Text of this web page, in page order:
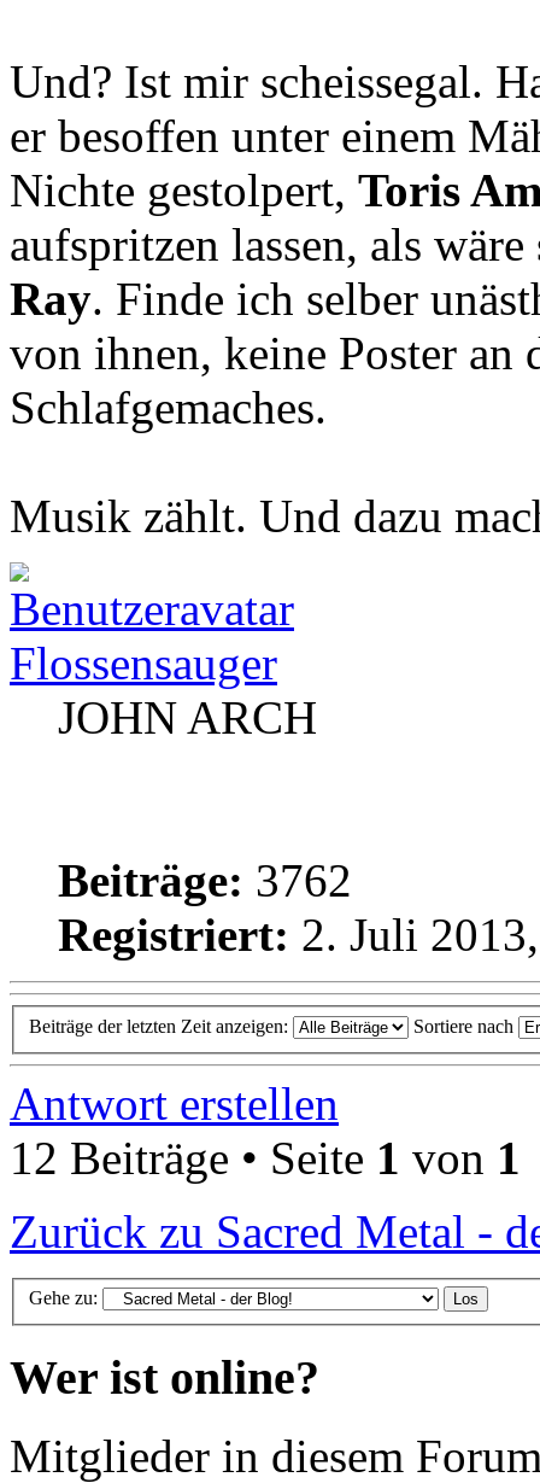
Und? Ist mir scheissegal.
er besoffen unter einem
Nichte gestolpert, Toris
aufspritzen lassen, als
Ray. Finde ich selber
von ihnen, keine Poster an
Schlafgemaches.
Musik zählt. Und dazu
Flossensauger
JOHN ARCH
Beiträge: 3762
Registriert: 2. Juli
Beiträge der letzten Zeit anzeigen: Sortiere nach
Antwort erstellen
12 Beiträge • Seite 1 von 1
Zurück zu Sacred Metal -
Gehe zu:
Wer ist online?
Mitglieder in diesem